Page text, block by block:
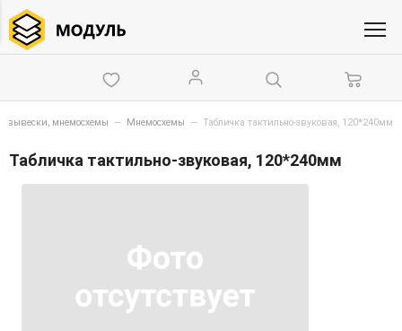
вывески, мнемосхемы — Мнемосхемы — Табличка тактильно-звуковая, 120*240мм
Табличка тактильно-звуковая, 120*240мм